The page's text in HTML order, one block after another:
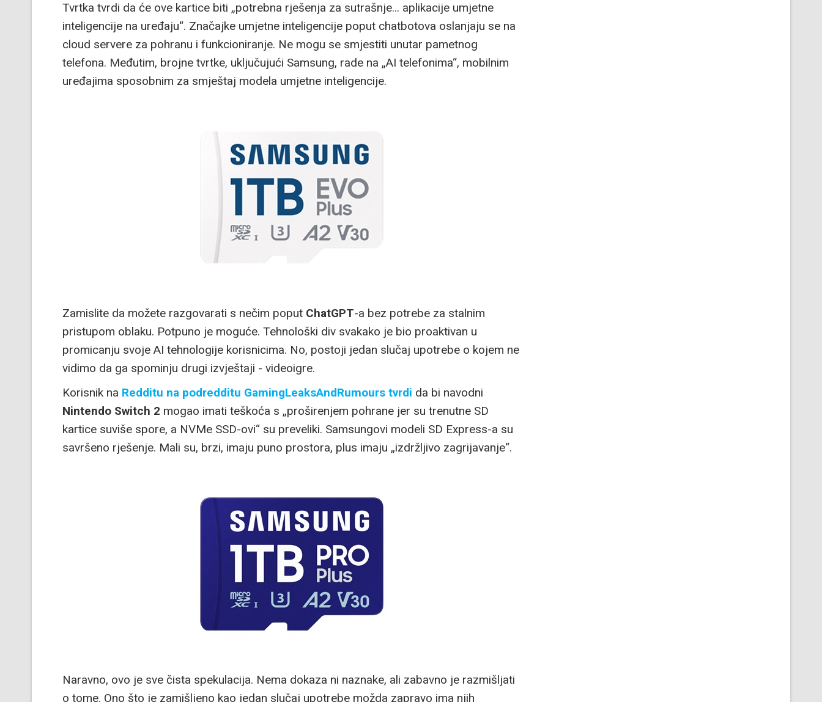
Tvrtka tvrdi da će ove kartice biti „potrebna rješenja za sutrašnje... aplikacije umjetne
inteligencije na uređaju“. Značajke umjetne inteligencije poput chatbotova oslanjaju se na
cloud servere za pohranu i funkcioniranje. Ne mogu se smjestiti unutar pametnog
telefona. Međutim, brojne tvrtke, uključujući Samsung, rade na „AI telefonima“, mobilnim
uređajima sposobnim za smještaj modela umjetne inteligencije.
Zamislite da možete razgovarati s nečim poput ChatGPT-a bez potrebe za stalnim
pristupom oblaku. Potpuno je moguće. Tehnološki div svakako je bio proaktivan u
promicanju svoje AI tehnologije korisnicima. No, postoji jedan slučaj upotrebe o kojem ne
vidimo da ga spominju drugi izvještaji - videoigre.
Korisnik na Redditu na podredditu GamingLeaksAndRumours tvrdi da bi navodni
Nintendo Switch 2 mogao imati teškoća s „proširenjem pohrane jer su trenutne SD
kartice suviše spore, a NVMe SSD-ovi“ su preveliki. Samsungovi modeli SD Express-a su
savršeno rješenje. Mali su, brzi, imaju puno prostora, plus imaju „izdržljivo zagrijavanje“.
Naravno, ovo je sve čista spekulacija. Nema dokaza ni naznake, ali zabavno je razmišljati
o tome. Ono što je zamišljeno kao jedan slučaj upotrebe možda zapravo ima njih